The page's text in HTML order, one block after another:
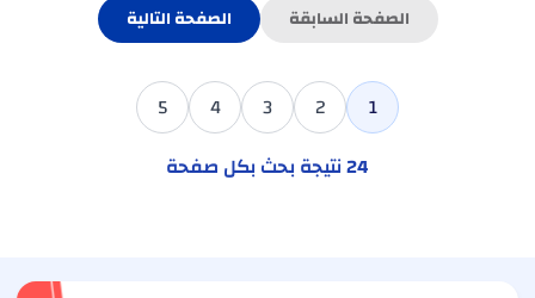
الصفحة السابقة الصفحة التالية
1
2
3
4
5
24نتيجة بحث بكل صفحة